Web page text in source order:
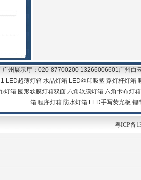
州展示厅：020-87700200 13266006601广州白
LED超薄灯箱 水晶灯箱 LED丝印吸塑 路灯杆灯箱
灯箱 圆形软膜灯箱双面 六角软膜灯箱 六角卡布灯
箱 程序灯箱 防水灯箱 LED手写荧光板
粤ICP备